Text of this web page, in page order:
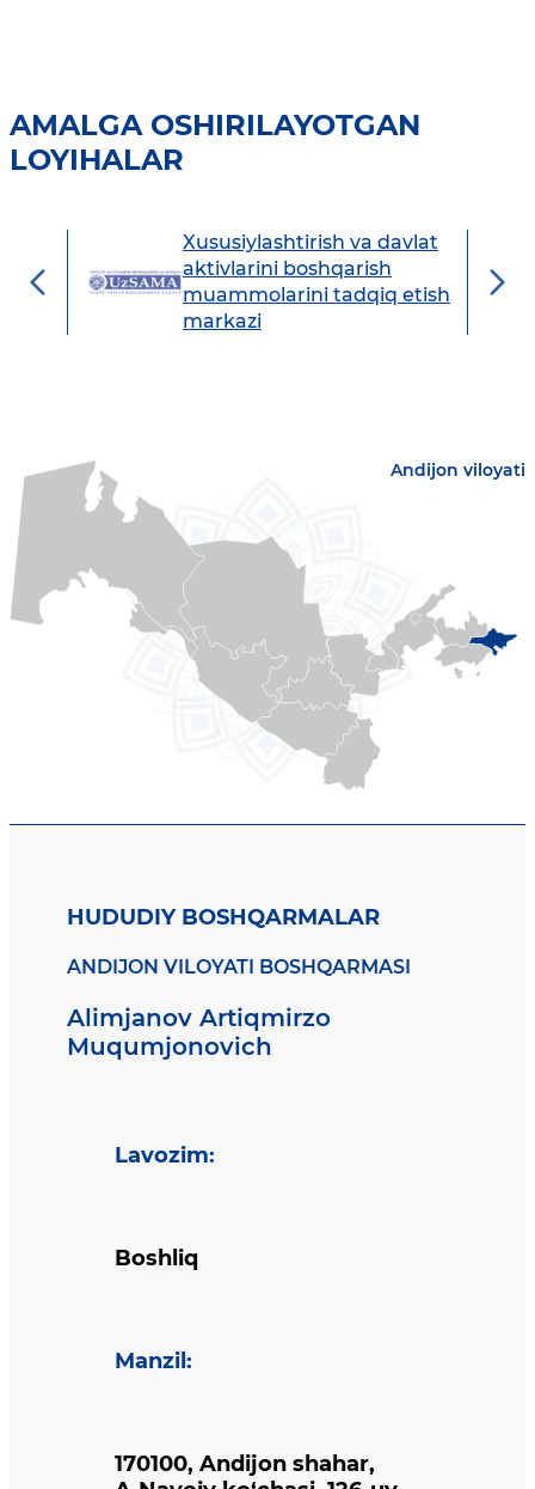
AMALGA OSHIRILAYOTGAN
LOYIHALAR
Xususiylashtirish va davlat
aktivlarini boshqarish
muammolarini tadqiq etish
markazi
Andijon viloyati
HUDUDIY BOSHQARMALAR
ANDIJON VILOYATI BOSHQARMASI
Alimjanov Artiqmirzo
Muqumjonovich
Lavozim:
Boshliq
Manzil :
170100, Andijon shahar,